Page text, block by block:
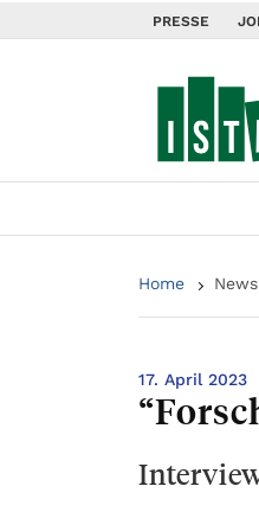
PRESSE
Home
17. April 2023